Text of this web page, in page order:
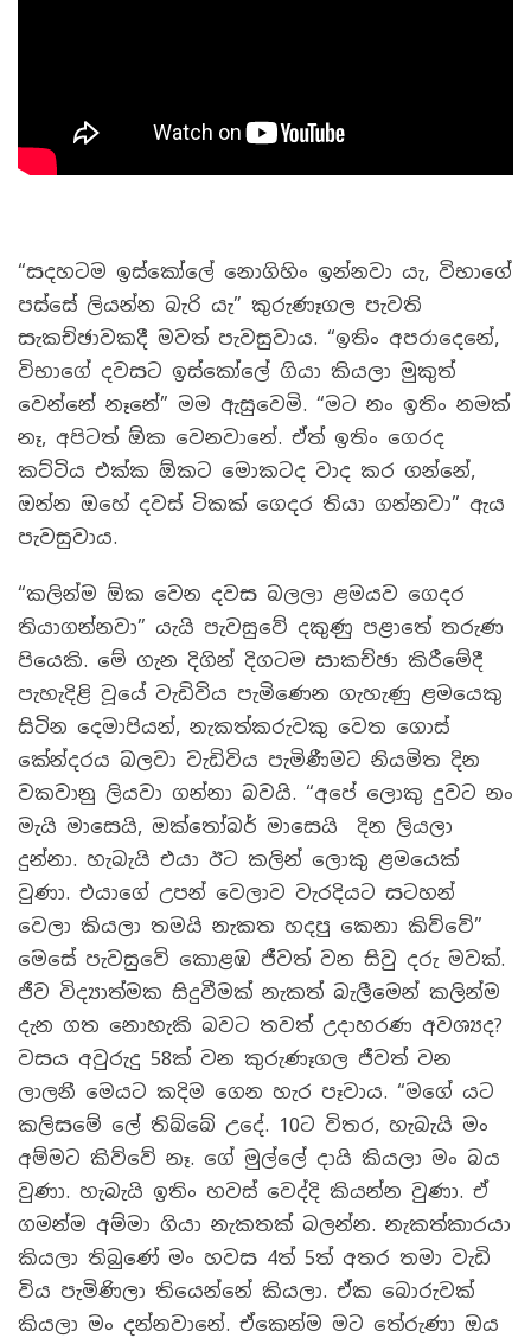
“සදහටම ඉස්කෝලේ නොගිහිං ඉන්නවා යැ, විභාගේ
පස්සේ ලියන්න බැරි යැ” කුරුණෑගල පැවති
සැකච්ඡාවකදී මවත් පැවසුවාය. “ඉතිං අපරාදෙනේ,
විභාගේ දවසට ඉස්කෝලේ ගියා කියලා මුකුත්
වෙන්නේ නෑනේ” මම ඇසුවෙමි. “මට නං ඉතිං නමක්
නෑ, අපිටත් ඕක වෙනවානේ. ඒත් ඉතිං ගෙරද
කට්ටිය එක්ක ඕකට මොකටද වාද කර ගන්නේ,
ඔන්න ඔහේ දවස් ටිකක් ගෙදර තියා ගන්නවා” ඇය
පැවසුවාය.
“කලින්ම ඕක වෙන දවස බලලා ළමයව ගෙදර
තියාගන්නවා” යැයි පැවසුවේ දකුණු පළාතේ තරුණ
පියෙකි. මේ ගැන දිගින් දිගටම සාකච්ඡා කිරීමේදී
පැහැදිළි වූයේ වැඩිවිය පැමිණෙන ගැහැණු ළමයෙකු
සිටින දෙමාපියන්, නැකත්කරුවකු වෙත ගොස්
කේන්දරය බලවා වැඩිවිය පැමිණීමට නියමිත දින
වකවානු ලියවා ගන්නා බවයි. “අපේ ලොකු දුවට නං
මැයි මාසෙයි, ඔක්තෝබර් මාසෙයි දින ලියලා
දුන්නා. හැබැයි එයා ඊට කලින් ලොකු ළමයෙක්
වුණා. එයාගේ උපන් වෙලාව වැරදියට සටහන්
වෙලා කියලා තමයි නැකත හදපු කෙනා කිව්වේ”
මෙසේ පැවසුවේ කොළඹ ජීවත් වන සිවු දරු මවක්.
ජීව විද්‍යාත්මක සිදුවීමක් නැකත් බැලීමෙන් කලින්ම
දැන ගත නොහැකි බවට තවත් උදාහරණ අවශ්‍යද?
වසය අවුරුදු 58ක් වන කුරුණෑගල ජීවත් වන
ලාලනී මෙයට කදිම ගෙන හැර පෑවාය. “මගේ යට
කලිසමේ ලේ තිබ්බේ උදේ. 10ට විතර, හැබැයි මං
අම්මට කිව්වේ නෑ. ගේ මුල්ලේ දායි කියලා මං බය
වුණා. හැබැයි ඉතිං හවස් වෙද්දි කියන්න වුණා. ඒ
ගමන්ම අම්මා ගියා නැකතක් බලන්න. නැකත්කාරයා
කියලා තිබුණේ මං හවස 4ත් 5ත් අතර තමා වැඩි
විය පැමිණිලා තියෙන්නේ කියලා. ඒක බොරුවක්
කියලා මං දන්නවානේ. ඒකෙන්ම මට තේරුණා ඔය